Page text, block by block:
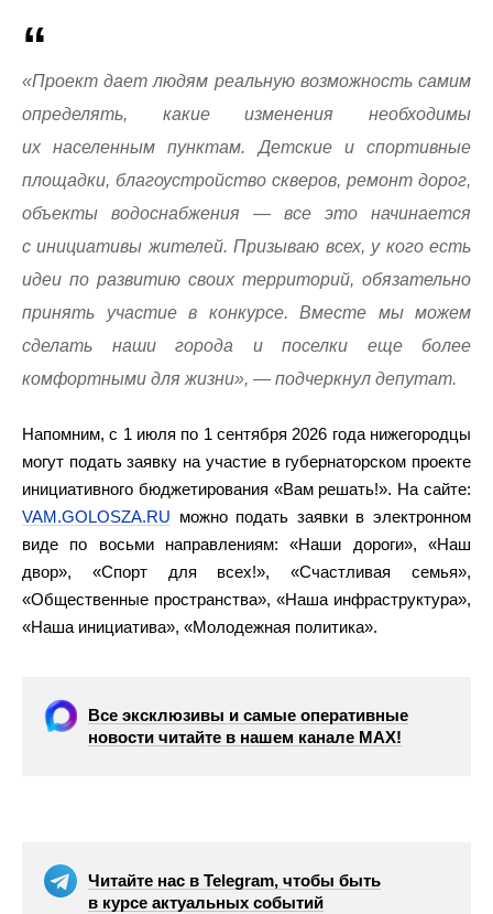
«Проект дает людям реальную возможность самим
определять, какие изменения необходимы
их населенным пунктам. Детские и спортивные
площадки, благоустройство скверов, ремонт дорог,
объекты водоснабжения — все это начинается
с инициативы жителей. Призываю всех, у кого есть
идеи по развитию своих территорий, обязательно
принять участие в конкурсе. Вместе мы можем
сделать наши города и поселки еще более
комфортными для жизни», — подчеркнул депутат.
Напомним, с 1 июля по 1 сентября 2026 года нижегородцы
могут подать заявку на участие в губернаторском проекте
инициативного бюджетирования «Вам решать!». На сайте:
VAM.GOLOSZA.RU можно подать заявки в электронном
виде по восьми направлениям: «Наши дороги», «Наш
двор», «Спорт для всех!», «Счастливая семья»,
«Общественные пространства», «Наша инфраструктура»,
«Наша инициатива», «Молодежная политика».
Все эксклюзивы и самые оперативные
новости читайте в нашем канале МАХ!
Читайте нас в Telegram, чтобы быть
в курсе актуальных событий